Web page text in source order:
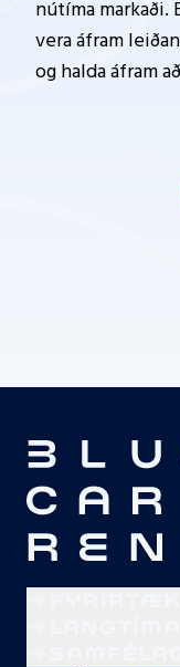
nútíma markaði.
vera áfram
og halda áfram